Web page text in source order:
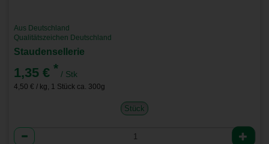
Aus Deutschland
Qualitätszeichen Deutschland
Staudensellerie
1,35 € * / Stk
4,50 € / kg, 1 Stück ca. 300g
Stück
Anzahl